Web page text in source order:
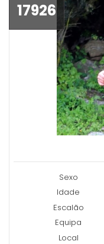
17926
Sexo
Idade
Escalão
Equipa
Local